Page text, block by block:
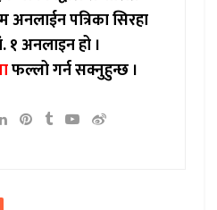
पत्रिका सिरहा
१ अनलाइन हो ।
फल्लो गर्न सक्नुहुन्छ ।